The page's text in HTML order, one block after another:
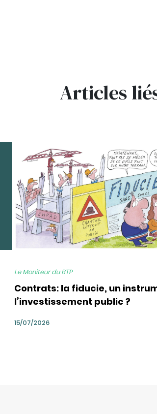
Articles
Le Moniteur du BTP
Contrats: la fiducie, un
l’investissement public ?
15/07/2026